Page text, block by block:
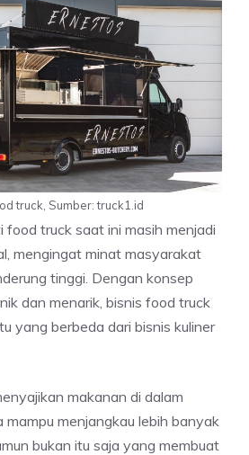
truck, Sumber: truck1.id
food truck saat ini masih menjadi
mengingat minat masyarakat
tinggi. Dengan konsep
dan menarik, bisnis food truck
yang berbeda dari bisnis kuliner
makanan di dalam
menjangkau lebih banyak
bukan itu saja yang membuat